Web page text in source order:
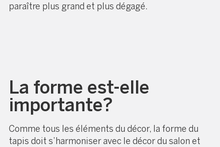
paraître plus grand et plus dégagé.
La forme est-elle
importante?
Comme tous les éléments du décor, la forme du
tapis doit s’harmoniser avec le décor du salon et